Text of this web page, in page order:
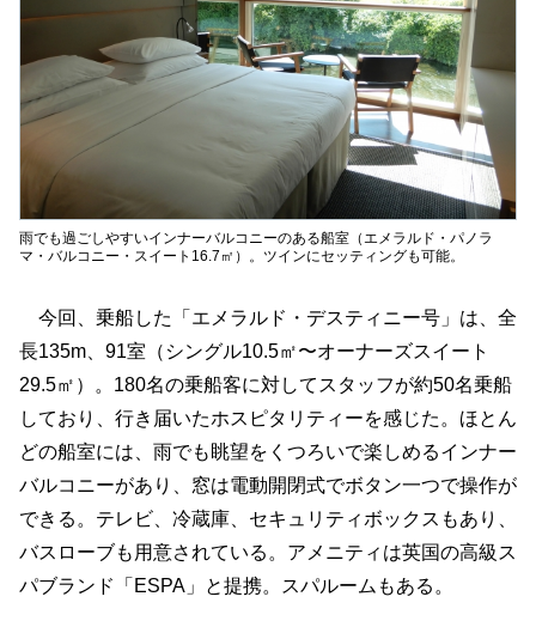
雨でも過ごしやすいインナーバルコニーのある船室（エメラルド・パノラ
マ・バルコニー・スイート16.7㎡）。ツインにセッティングも可能。
今回、乗船した「エメラルド・デスティニー号」は、全
長135m、91室（シングル10.5㎡〜オーナーズスイート
29.5㎡）。180名の乗船客に対してスタッフが約50名乗船
しており、行き届いたホスピタリティーを感じた。ほとん
どの船室には、雨でも眺望をくつろいで楽しめるインナー
バルコニーがあり、窓は電動開閉式でボタン一つで操作が
できる。テレビ、冷蔵庫、セキュリティボックスもあり、
バスローブも用意されている。アメニティは英国の高級ス
パブランド「ESPA」と提携。スパルームもある。